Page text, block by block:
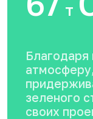
т
Благодаря
зеленого
своих